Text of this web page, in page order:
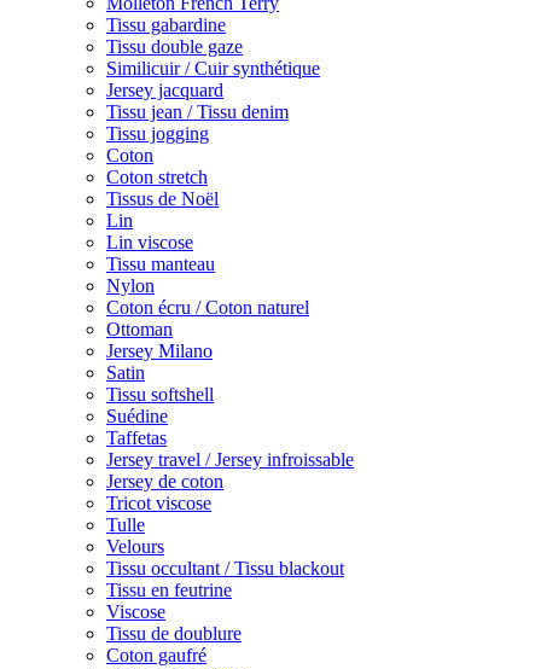
Tissu gabardine
Tissu double gaze
Similicuir / Cuir synthétique
Jersey jacquard
Tissu jean / Tissu denim
Tissu jogging
Coton
Coton stretch
Tissus de Noël
Lin
Lin viscose
Tissu manteau
Nylon
Coton écru / Coton naturel
Ottoman
Jersey Milano
Satin
Tissu softshell
Suédine
Taffetas
Jersey travel / Jersey infroissable
Jersey de coton
Tricot viscose
Tulle
Velours
Tissu occultant / Tissu blackout
Tissu en feutrine
Viscose
Tissu de doublure
Coton gaufré